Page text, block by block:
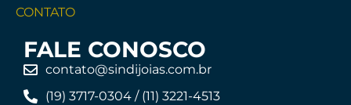
CONTATO
FALE CONOSCO
contato@sindijoias.com.br
(19) 3717-0304 / (11) 3221-4513